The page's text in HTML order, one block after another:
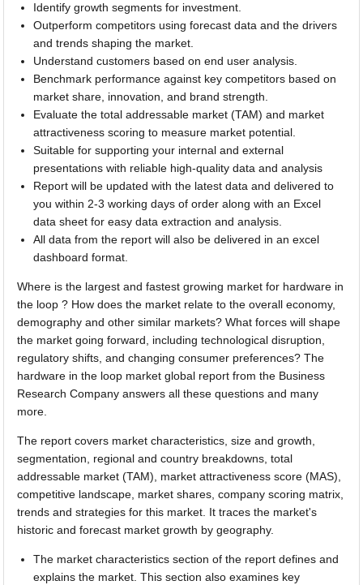
Identify growth segments for investment.
Outperform competitors using forecast data and the drivers
and trends shaping the market.
Understand customers based on end user analysis.
Benchmark performance against key competitors based on
market share, innovation, and brand strength.
Evaluate the total addressable market (TAM) and market
attractiveness scoring to measure market potential.
Suitable for supporting your internal and external
presentations with reliable high-quality data and analysis
Report will be updated with the latest data and delivered to
you within 2-3 working days of order along with an Excel
data sheet for easy data extraction and analysis.
All data from the report will also be delivered in an excel
dashboard format.
Where is the largest and fastest growing market for hardware in
the loop ? How does the market relate to the overall economy,
demography and other similar markets? What forces will shape
the market going forward, including technological disruption,
regulatory shifts, and changing consumer preferences? The
hardware in the loop market global report from the Business
Research Company answers all these questions and many
more.
The report covers market characteristics, size and growth,
segmentation, regional and country breakdowns, total
addressable market (TAM), market attractiveness score (MAS),
competitive landscape, market shares, company scoring matrix,
trends and strategies for this market. It traces the market's
historic and forecast market growth by geography.
The market characteristics section of the report defines and
explains the market. This section also examines key